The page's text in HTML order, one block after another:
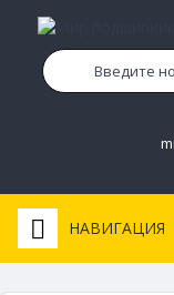
НАВИГАЦИЯ